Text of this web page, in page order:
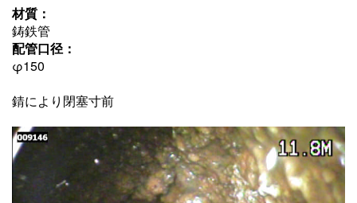
材質：
鋳鉄管
配管口径：
φ150
錆により閉塞寸前